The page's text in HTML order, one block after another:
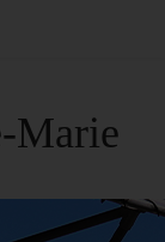
Marie